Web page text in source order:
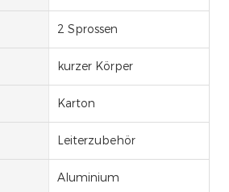
2 Sprossen
kurzer Körper
Karton
Leiterzubehör
Aluminium